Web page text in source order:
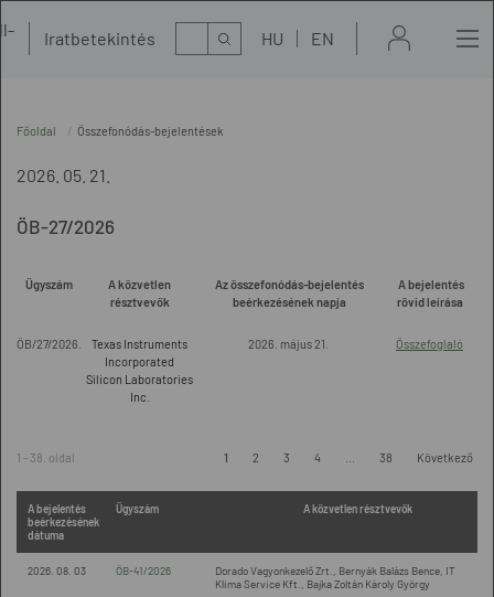
Iratbetekintés Kereső HU EN
Főoldal Összefonódás-bejelentések
2026. 05. 21.
ÖB-27/2026
Ügyszám
A közvetlen
résztvevők
Az összefonódás-bejelentés
beérkezésének napja
A bejelentés
rövid leírása
ÖB/27/2026.
Texas Instruments
Incorporated
Silicon Laboratories
Inc.
2026. május 21. Összefoglaló
1 - 38. oldal 1 2 3 4 38 Következő
A bejelentés
beérkezésének
dátuma
Ügyszám A közvetlen résztvevők
2026. 08. 03 ÖB-41/2026
Dorado Vagyonkezelő Zrt., Bernyák Balázs Bence, IT
Klima Service Kft., Bajka Zoltán Károly György